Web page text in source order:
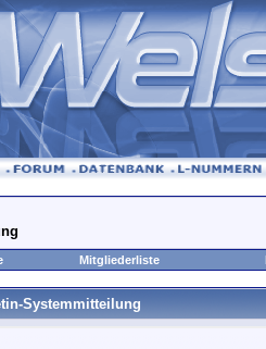
Mitgliederliste
Systemmitteilung